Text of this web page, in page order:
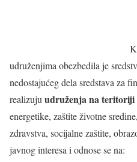
udruženjima obezbedila je
nedostajućeg dela sredstava za
realizuju udruženjana teritoriji
energetike, zaštite životne
zdravstva, socijalne zaštite,
javnog interesa i odnose se na: